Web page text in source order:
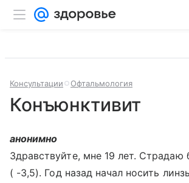
Консультации Офтальмология
Конъюнктивит
анонимно
Здравствуйте, мне 19 лет. Страдаю
( -3,5). Год назад начал носить